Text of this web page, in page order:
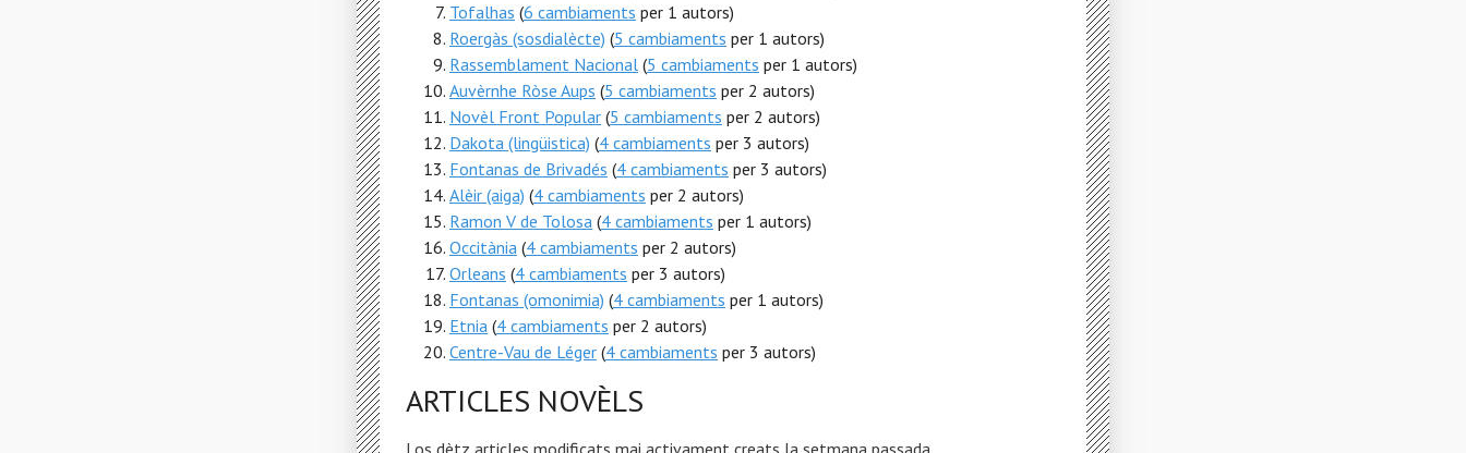
Tofalhas (6 cambiaments per 1 autors)
Roergàs (sosdialècte) (5 cambiaments per 1 autors)
Rassemblament Nacional (5 cambiaments per 1 autors)
Auvèrnhe Ròse Aups (5 cambiaments per 2 autors)
Novèl Front Popular (5 cambiaments per 2 autors)
Dakota (lingüistica) (4 cambiaments per 3 autors)
Fontanas de Brivadés (4 cambiaments per 3 autors)
Alèir (aiga) (4 cambiaments per 2 autors)
Ramon V de Tolosa (4 cambiaments per 1 autors)
Occitània (4 cambiaments per 2 autors)
Orleans (4 cambiaments per 3 autors)
Fontanas (omonimia) (4 cambiaments per 1 autors)
Etnia (4 cambiaments per 2 autors)
Centre-Vau de Léger (4 cambiaments per 3 autors)
ARTICLES NOVÈLS